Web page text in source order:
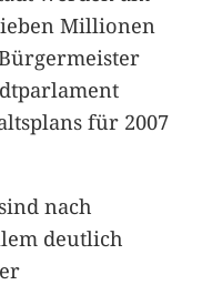
Millionen
für 2007
nach
deutlich